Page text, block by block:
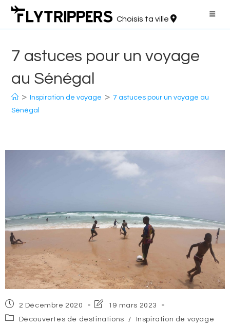
Aller
contenu
Choisis ta ville
7 astuces pour un voyage
au Sénégal
> Inspiration de voyage > 7 astuces pour un voyage au
Sénégal
Post
published:
2 Décembre 2020
Post
modified:
19 mars 2023
PostDécouvertes de destinations / Inspiration de voyage